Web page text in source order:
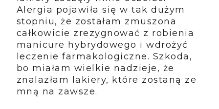
Alergia pojawiła się w tak dużym
stopniu, że zostałam zmuszona
całkowicie zrezygnować z robienia
manicure hybrydowego i wdrożyć
leczenie farmakologiczne. Szkoda,
bo miałam wielkie nadzieje, że
znalazłam lakiery, które zostaną ze
mną na zawsze.